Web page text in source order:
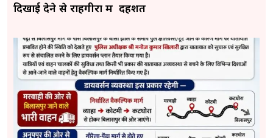
दिखाई देने से राहगीरों में दहशत